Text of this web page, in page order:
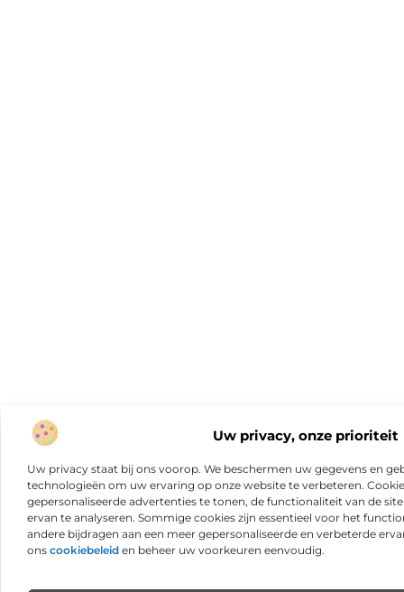
Uw privacy, onze prioriteit
Uw privacy staat bij ons voorop. We beschermen uw gegevens en
technologieën om uw ervaring op onze website te verbeteren.
gepersonaliseerde advertenties te tonen, de functionaliteit van de
ervan te analyseren. Sommige cookies zijn essentieel voor het
andere bijdragen aan een meer gepersonaliseerde en verbeterde
ons cookiebeleid en beheer uw voorkeuren eenvoudig.